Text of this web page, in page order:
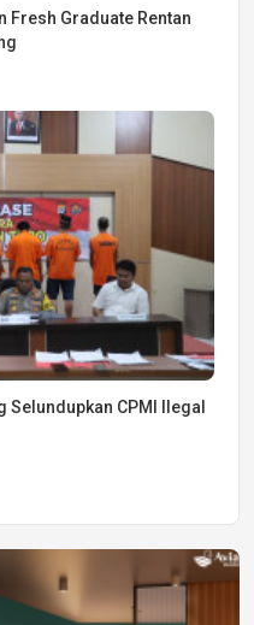
Fresh Graduate Rentan
Selundupkan CPMI Ilegal